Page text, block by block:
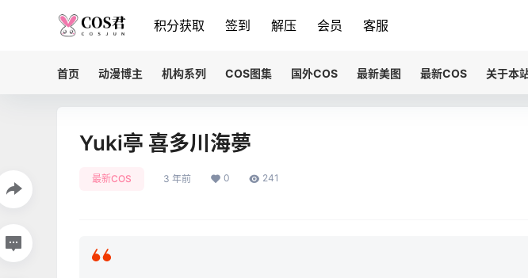
积分获取 签到 解压 会员 客服
首页 动漫博主 机构系列 COS图集 国外COS 最新美图 最新COS 关于本
Yuki亭 喜多川海夢
最新COS 3 年前 0 241